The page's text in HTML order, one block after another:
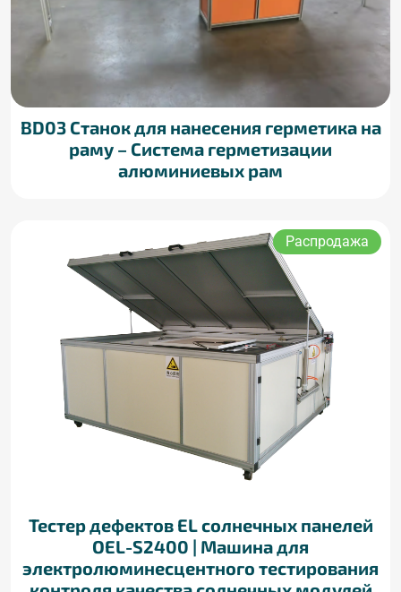
BD03 Станок для нанесения герметика на
раму – Система герметизации
алюминиевых рам
Распродажа
Тестер дефектов EL солнечных панелей
OEL-S2400 | Машина для
электролюминесцентного тестирования